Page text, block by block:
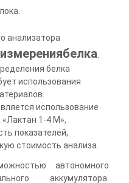
анализатора
белка.
белка
использования
использование
«Лактан 1-4 М»,
показателей,
стоимость анализа.
автономного
аккумулятора.